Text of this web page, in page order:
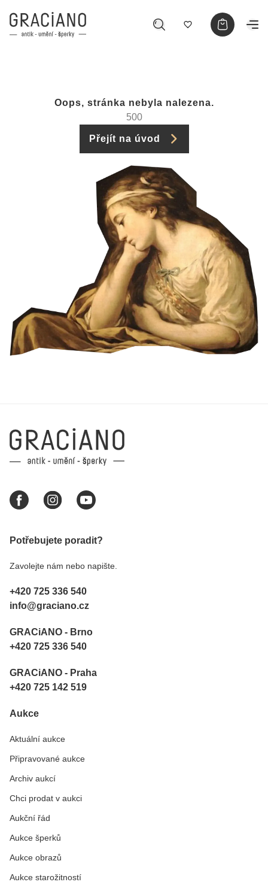
Oops, stránka nebyla nalezena.
500
Přejít na úvod
Potřebujete poradit?
Zavolejte nám nebo napište.
+420 725 336 540
info@graciano.cz
GRACiANO - Brno
+420 725 336 540
GRACiANO - Praha
+420 725 142 519
Aukce
Aktuální aukce
Připravované aukce
Archiv aukcí
Chci prodat v aukci
Aukční řád
Aukce šperků
Aukce obrazů
Aukce starožitností